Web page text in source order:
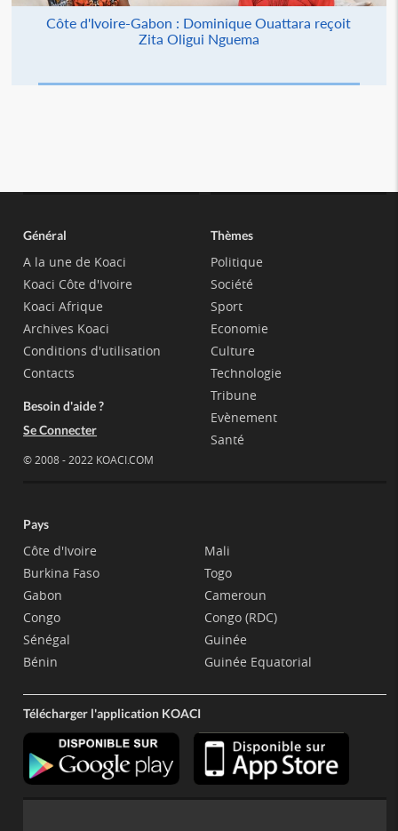
Côte d'Ivoire-Gabon : Dominique Ouattara reçoit
Zita Oligui Nguema
Général
A la une de Koaci
Koaci Côte d'Ivoire
Koaci Afrique
Archives Koaci
Conditions d'utilisation
Contacts
Besoin d'aide ?
Se Connecter
© 2008 - 2022 KOACI.COM
Thèmes
Politique
Société
Sport
Economie
Culture
Technologie
Tribune
Evènement
Santé
Pays
Côte d'Ivoire
Burkina Faso
Gabon
Congo
Sénégal
Bénin
Mali
Togo
Cameroun
Congo (RDC)
Guinée
Guinée Equatorial
Télécharger l'application KOACI